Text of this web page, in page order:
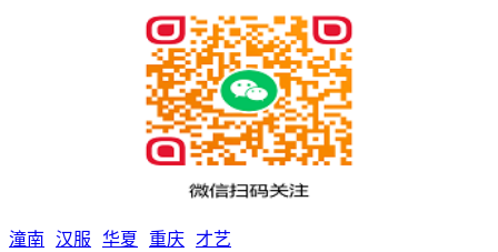
潼南 汉服 华夏 重庆 才艺